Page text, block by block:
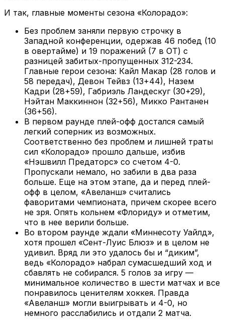
И так, главные моменты сезона «Колорадо»:
Без проблем заняли первую строчку в
Западной конференции, одержав 46 побед (10
в овертайме) и 19 поражений (7 в ОТ) с
разницей забитых-пропущенных 312-234.
Главные герои сезона: Кайл Макар (28 голов и
58 передач), Девон Тейвз (13+44), Назем
Кадри (28+59), Габриэль Ландескуг (30+29),
Нэйтан Маккиннон (32+56), Микко Рантанен
(36+56).
В первом раунде плей-офф достался самый
легкий соперник из возможных.
Соответственно без проблем и лишней траты
сил «Колорадо» прошло дальше, избив
«Нэшвилл Предаторс» со счетом 4-0.
Пропускали немало, но забили в два раза
больше. Еще на этом этапе, да и перед плей-
офф в целом, «Авеланш» считались
фаворитами чемпионата, причем скорее всего
не зря. Опять кольнем «Флориду» и отметим,
что в нее верили больше.
Во втором раунде ждали «Миннесоту Уайлд»,
хотя прошел «Сент-Луис Блюз» и в целом не
удивил. Вряд ли это удалось бы и “диким”,
ведь «Колорадо» набрал сумасшедший ход и
сбавлять не собирался. 5 голов за игру —
минимальное количество в шести матчах и все
понравилось ценителям хоккея. Правда
«Авеланш» могли выигрывать и 4-0, но
немного расслабились и отдали 2 матча.